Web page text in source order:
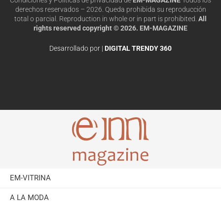
derechos reservados – 2026. Queda prohibida su reproducción
total o parcial. Reproduction in whole or in part is prohibited. All
rights reserved copyright © 2026. EM-MAGAZINE
Desarrollado por | DIGITAL TRENDY 360
EM-VITRINA
A LA MODA